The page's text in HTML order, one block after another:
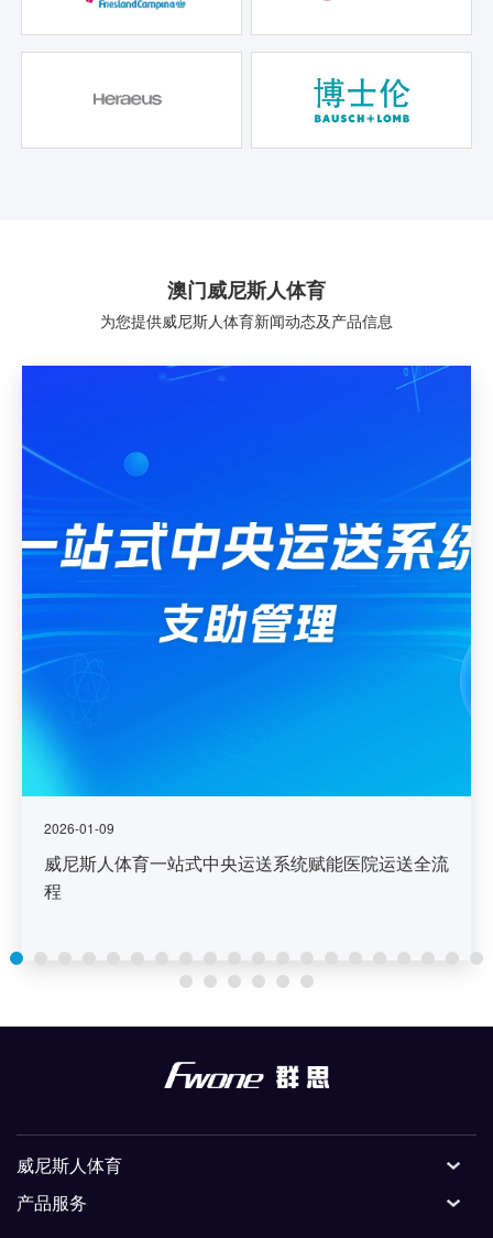
澳门威尼斯人体育
为您提供威尼斯人体育新闻动态及产品信息
2026-01-09
威尼斯人体育一站式中央运送系统赋能医院运送全流
程
威尼斯人体育
产品服务